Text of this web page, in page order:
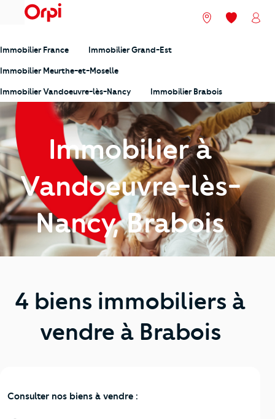
menu Nos agences
Mes
Immobilier France Immobilier Grand-Est
Immobilier Meurthe-et-Moselle
Immobilier Vandoeuvre-lès-Nancy Immobilier Brabois
Immobilier à
Vandoeuvre-lès-
Nancy, Brabois
4 biens immobiliers à
vendre à Brabois
Consulter nos biens à vendre :